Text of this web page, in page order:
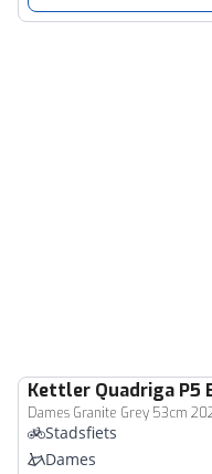
Kettler Quadriga P5
Dames Granite Grey 53cm
Stadsfiets
Dames